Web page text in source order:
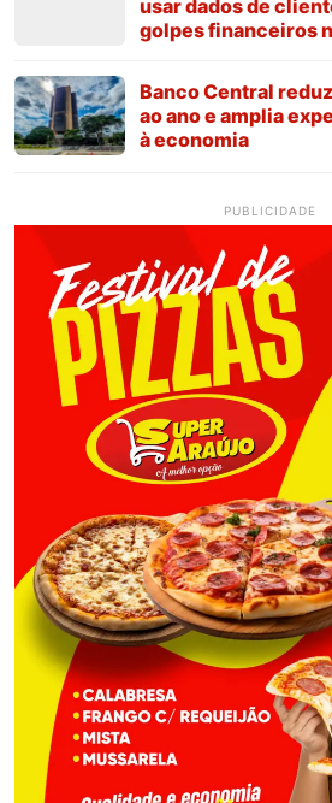
usar dados de
golpes financeiros
Banco Central
ao ano e amplia
à economia
PUBLICIDADE